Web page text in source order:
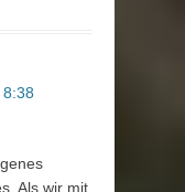
Als wir mit